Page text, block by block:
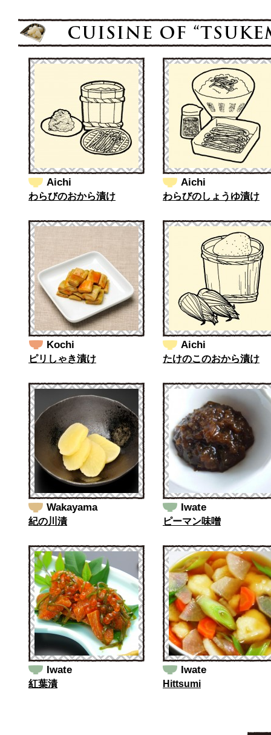
Aichi
わらびのおから漬け
Aichi
わらびのしょうゆ漬け
Kochi
ピリしゃき漬け
Aichi
たけのこのおから漬け
Wakayama
紀の川漬
Iwate
ピーマン味噌
Iwate
紅葉漬
Iwate
Hittsumi